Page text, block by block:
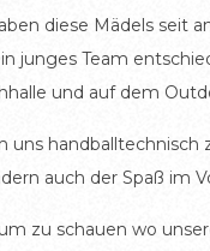
diese Mädels seit
junges Team
und auf dem
uns
auch der Spaß im
zu schauen wo